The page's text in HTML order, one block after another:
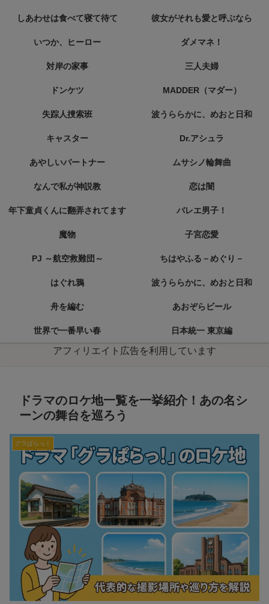
しあわせは食べて寝て待て 彼女がそれも愛と呼ぶなら
いつか、ヒーロー ダメマネ！
対岸の家事 三人夫婦
ドンケツ MADDER（マダー）
失踪人捜索班 波うららかに、めおと日和
キャスター Dr.アシュラ
あやしいパートナー ムサシノ輪舞曲
なんで私が神説教 恋は闇
年下童貞くんに翻弄されてます バレエ男子！
魔物 子宮恋愛
PJ ～航空救難団～ ちはやふる－めぐり－
はぐれ鴉 波うららかに、めおと日和
舟を編む あおぞらビール
世界で一番早い春 日本統一 東京編
アフィリエイト広告を利用しています
ドラマのロケ地一覧を一挙紹介！あの名シ
ーンの舞台を巡ろう
グラぱらっ！